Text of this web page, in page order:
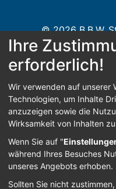
© 2026 B.B.W.
Home Kontakt
Barrierefreiheit
Anmelden
Ihre
erforderlich!
Wir verwenden auf unserer
Technologien, um Inhalte
anzuzeigen sowie die
Wirksamkeit von Inhalten
Wenn Sie auf "
während Ihres Besuches
unseres Angebots erhoben.
Sollten Sie nicht